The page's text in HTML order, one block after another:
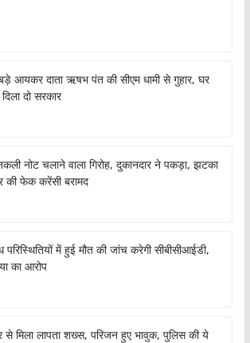
आयकर दाता ऋषभ पंत की सीएम धामी से गुहार, घर
दो सरकार
नोट चलाने वाला गिरोह, दुकानदार ने पकड़ा, झटका
की फेक करेंसी बरामद
परिस्थितियों में हुई मौत की जांच करेगी सीबीसीआईडी,
का आरोप
से मिला लापता शख्स, परिजन हुए भावुक, पुलिस की ये